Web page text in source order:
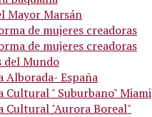
Mayor Marsán
de mujeres creadoras
de mujeres creadoras
del Mundo
Alborada- España
Cultural " Suburbano" Miami
Cultural "Aurora Boreal"